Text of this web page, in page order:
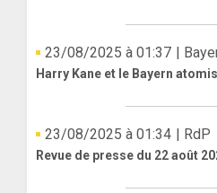
RECHERCHE
23/08/2025 à 01:37 |
Harry Kane et le Bayern
23/08/2025 à 01:34 | RdP
Revue de presse du 22 août